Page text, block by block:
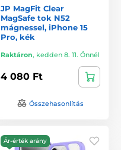
JP MagFit Clear
MagSafe tok N52
mágnessel, iPhone 15
Pro, kék
Raktáron, kedden 8. 11. Önnél
4 080 Ft
Összehasonlítás
Ár-érték arány